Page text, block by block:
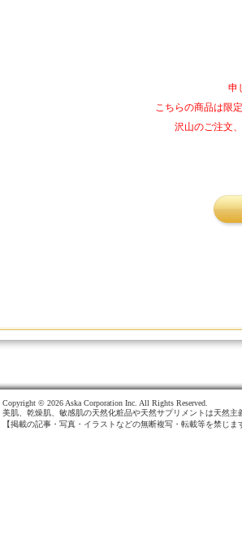
申
こちらの商品は限
沢山のご注文
Copyright © 2026 Aska Corporation Inc. All Rights Reserved.
美肌、乾燥肌、敏感肌の天然化粧品や天然サプリメントは天然主
【掲載の記事・写真・イラストなどの無断複写・転載等を禁じま